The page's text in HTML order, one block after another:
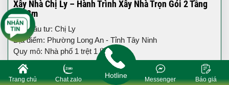
Xây Nhà Chị Ly – Hành Trình Xây Nhà Trọn Gói 2 Tầng
4x18m
Chủ đầu tư: Chị Ly
Địa điểm: Phường Long An - Tỉnh Tây Ninh
Quy mô: Nhà phố 1 trệt 1 lầu
Trang chủ Chat zalo Báo giá
Messenger
Hotline